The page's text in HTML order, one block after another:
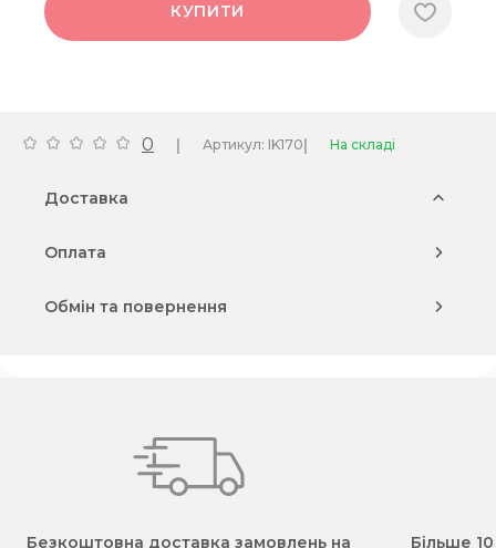
КУПИТИ
0 | Артикул: IK170| На складі
Доставка
Оплата
Обмін та повернення
Безкоштовна доставка замовлень на
Більше